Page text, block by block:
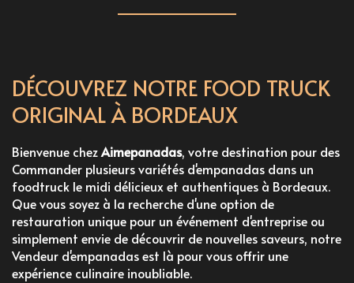
DÉCOUVREZ NOTRE FOOD TRUCK
ORIGINAL À BORDEAUX
Bienvenue chezAimepanadas, votre destination pour des
Commander plusieurs variétés d'empanadas dans un
foodtruck le midi délicieux et authentiques à Bordeaux.
Que vous soyez à la recherche d'une option de
restauration unique pour un événement d'entreprise ou
simplement envie de découvrir de nouvelles saveurs, notre
Vendeur d'empanadasest là pour vous offrir une
expérience culinaire inoubliable.